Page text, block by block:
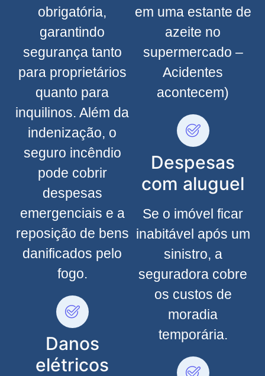
obrigatória,
garantindo
segurança tanto
para proprietários
quanto para
inquilinos. Além da
indenização, o
seguro incêndio
pode cobrir
despesas
emergenciais e a
reposição de bens
danificados pelo
fogo.
Danos
elétricos
em uma estante de
azeite no
supermercado –
Acidentes
acontecem)
Despesas
com aluguel
Se o imóvel ficar
inabitável após um
sinistro, a
seguradora cobre
os custos de
moradia
temporária.